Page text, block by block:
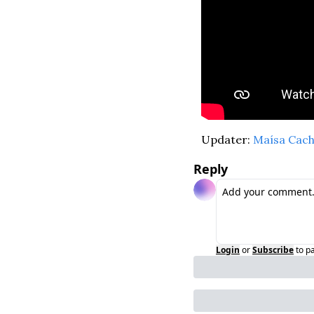
Updater: Maísa
Reply
Login orSubscribeto